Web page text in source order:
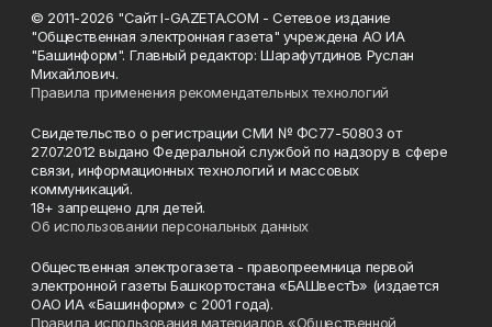
© 2011-2026 "Сайт I-GAZETA.COM - Сетевое издание
"Общественная электронная газета" учреждена АО ИА
"Башинформ". Главный редактор: Шарафутдинов Руслан
Михайлович.
Правила применения рекомендательных технологий
Свидетельство о регистрации СМИ № ФС77-50803 от
27.07.2012 выдано Федеральной службой по надзору в сфере
связи, информационных технологий и массовых
коммуникаций.
18+ запрещено для детей.
Об использовании персональных данных
Общественная электрогазета - правопреемница первой
электронной газеты Башкортостана «БАШвестЪ» (издается
ОАО ИА «Башинформ» с 2001 года).
Правила использования материалов «Общественной